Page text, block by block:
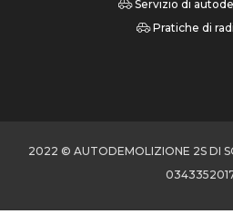
Servizio di
Pratiche di
2022 © AUTODEMOLIZIONE 2S DI